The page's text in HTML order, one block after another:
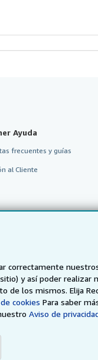
correctamente
y así poder realizar
los mismos. Elija
cookies Para saber
Aviso de
Ayuda
frecuentes y guías
al Cliente